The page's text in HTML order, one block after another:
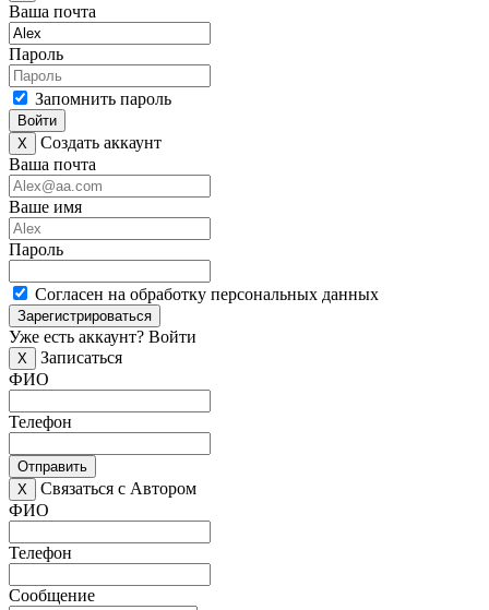
Ваша почта
Пароль
Запомнить пароль
Войти
X
Создать аккаунт
Ваша почта
Ваше имя
Пароль
Согласен на обработку персональных данных
Зарегистрироваться
Уже есть аккаунт? Войти
X
Записаться
ФИО
Телефон
Отправить
X
Связаться с Автором
ФИО
Телефон
Сообщение